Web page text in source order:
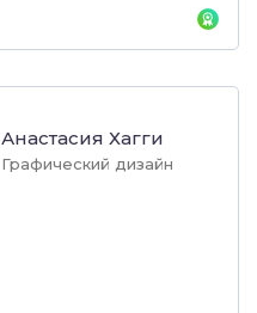
Анастасия Хагги
Графический дизайн